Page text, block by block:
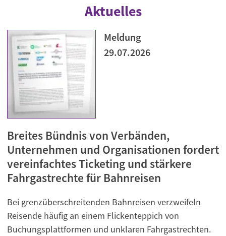
Aktuelles
Meldung
29.07.2026
Breites Bündnis von Verbänden,
Unternehmen und Organisationen fordert
vereinfachtes Ticketing und stärkere
Fahrgastrechte für Bahnreisen
Bei grenzüberschreitenden Bahnreisen verzweifeln
Reisende häufig an einem Flickenteppich von
Buchungsplattformen und unklaren Fahrgastrechten.